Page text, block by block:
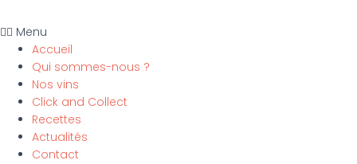
Menu
Accueil
Qui sommes-nous ?
Nos vins
Click and Collect
Recettes
Actualités
Contact